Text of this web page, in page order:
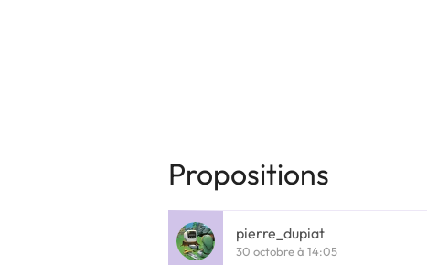
Propositions
pierre_dupiat
30 octobre à 14:05